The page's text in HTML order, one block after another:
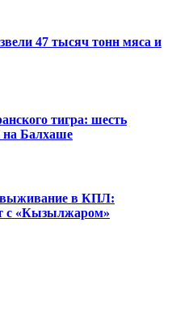
47 тысяч тонн мяса и
тигра: шесть
на Балхаше
выживание в КПЛ:
с «Кызылжаром»